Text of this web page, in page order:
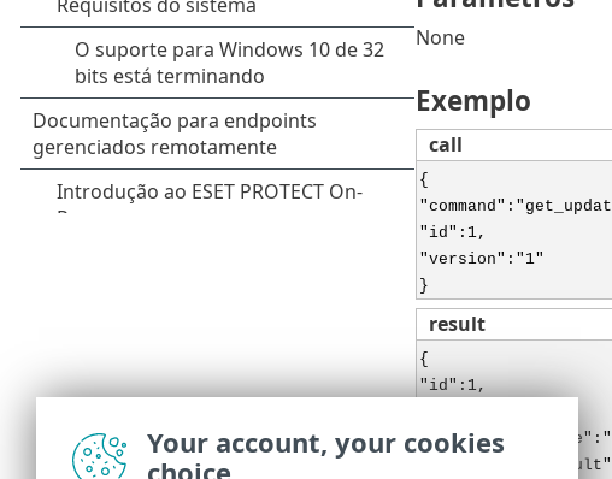
None
Exemplo
call
{
"id":1,
"version":"1"
}
result
{
"id":1,
Your account, your cookies
choice